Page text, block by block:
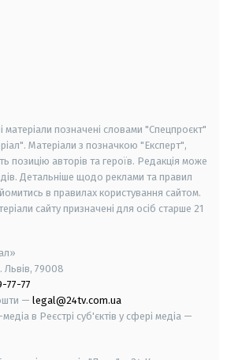
матеріали позначені словами "Спецпроєкт"
Матеріали з позначкою "Експерт",
позицію авторів та героїв. Редакція може
Детальніше щодо реклами та правил
в правилах користування сайтом.
сайту призначені для осіб старше 21
Львів, 79008
77-77
— legal@24tv.com.ua
в Реєстрі суб'єктів у сфері медіа —